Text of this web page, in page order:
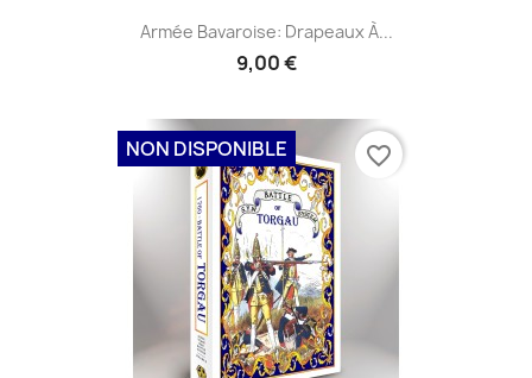
Armée Bavaroise: Drapeaux À...
9,00 €
NON DISPONIBLE favorite_border